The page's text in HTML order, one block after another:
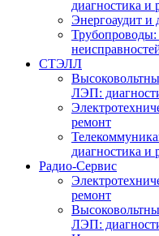
диагностика и
Энергоаудит и
Трубопроводы:
СТЭЛЛ
ЛЭП:
ремонт
диагностика и
Радио-Cервис
ремонт
ЛЭП: